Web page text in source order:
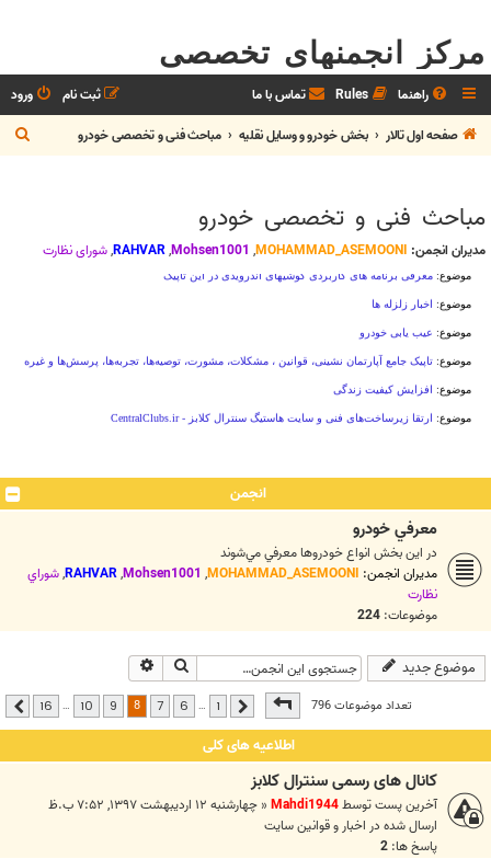
مرکز انجمنهای تخصصی
راهنما Rules تماس با ما ورود
ثبت نام
صفحه اول تالار
بخش خودرو و وسايل نقليه مباحث فنی و تخصصی خودرو
ج
س
مباحث فنی و تخصصی خودرو
مدیران انجمن: MOHAMMAD_ASEMOONI
,
Mohsen1001
,
RAHVAR
,شوراي نظارت
انجمن
معرفي خودرو
در اين بخش انواع خودروها معرفي مي‌شوند
مدیران انجمن: MOHAMMAD_ASEMOONI
,
Mohsen1001
,
RAHVAR
,شوراي
نظارت
موضوعات: 224
موضوع جدید جستجو
تعداد موضوعات 796صفحه از16 قبلی …
6
7
8
9
10
…
16 بعدی
اطلاعیه های کلی
کانال های رسمی سنترال کلابز
آخرین پست توسطMahdi1944
« چهارشنبه ۱۲ اردیبهشت ۱۳۹۷, ۷:۵۲ ب.ظ
ارسال شده در اخبار و قوانين سايت
پاسخ ها: 2